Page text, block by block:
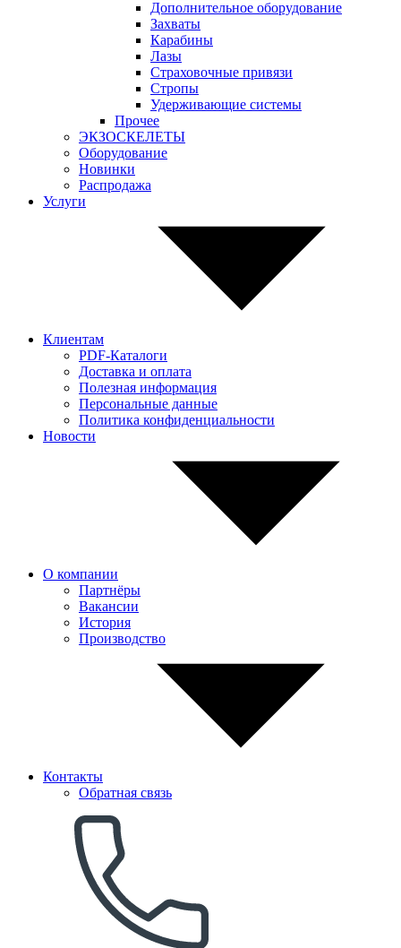
Дополнительное оборудование
Захваты
Карабины
Лазы
Страховочные привязи
Стропы
Удерживающие системы
Прочее
ЭКЗОСКЕЛЕТЫ
Оборудование
Новинки
Распродажа
Услуги
Клиентам
PDF-Каталоги
Доставка и оплата
Полезная информация
Персональные данные
Политика конфиденциальности
Новости
О компании
Партнёры
Вакансии
История
Производство
Контакты
Обратная связь